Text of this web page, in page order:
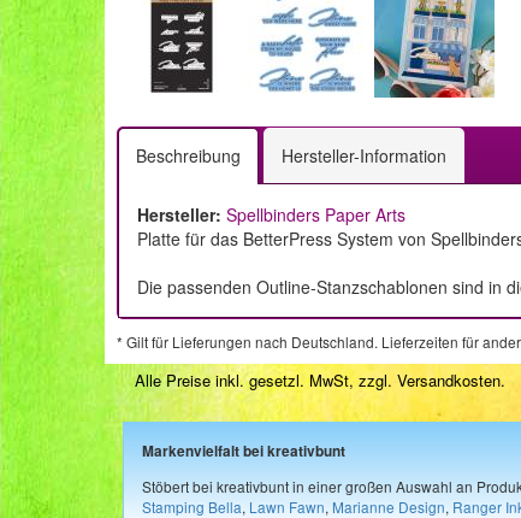
Beschreibung Hersteller-Information
Hersteller: Spellbinders Paper Arts
Platte für das BetterPress System von
Die passenden Outline-Stanzschablonen sind in
* Gilt für Lieferungen nach Deutschland. Lieferzeiten für
Alle Preise inkl. gesetzl. MwSt, zzgl. Versandkosten.
Markenvielfalt bei kreativbunt
Stöbert bei kreativbunt in einer großen Auswahl an
Stamping Bella, Lawn Fawn, Marianne Design, Ranger